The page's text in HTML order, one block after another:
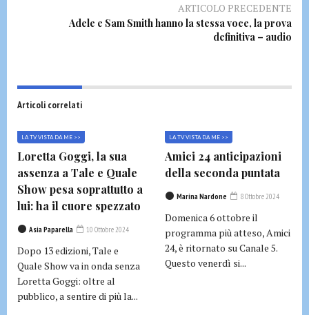
ARTICOLO PRECEDENTE
Adele e Sam Smith hanno la stessa voce, la prova
definitiva – audio
Articoli correlati
LA TV VISTA DA ME >>
Loretta Goggi, la sua
assenza a Tale e Quale
Show pesa soprattutto a
lui: ha il cuore spezzato
Asia Paparella 10 Ottobre 2024
Dopo 13 edizioni, Tale e
Quale Show va in onda senza
Loretta Goggi: oltre al
pubblico, a sentire di più la...
LA TV VISTA DA ME >>
Amici 24 anticipazioni
della seconda puntata
Marina Nardone 8 Ottobre 2024
Domenica 6 ottobre il
programma più atteso, Amici
24, è ritornato su Canale 5.
Questo venerdì si...